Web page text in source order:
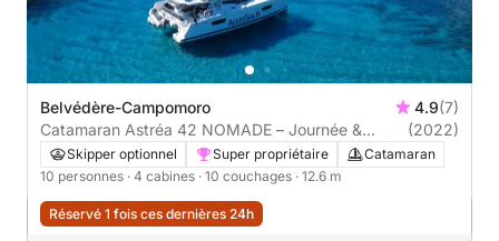
Belvédère-Campomoro 4.9(7)
Catamaran Astréa 42 NOMADE – Journée &
croisière luxe en Corse du Sud
(2022)
Skipper optionnel Super propriétaire
Catamaran
10 personnes · 4 cabines · 10 couchages · 12.6 m
Réservé 1 fois ces dernières 24h